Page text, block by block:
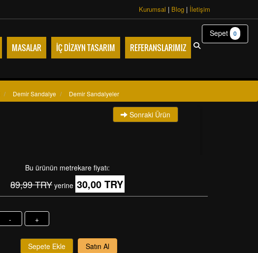
Kurumsal | Blog | İletişim
MASALAR İÇ DİZAYN TASARIM REFERANSLARIMIZ
Demir Sandalyeler
Demir Sandalye /
/
Sonraki Ürün
Bu ürünün metrekare fiyatı:
89,99 TRY yerine 30,00 TRY
- +
Sepete Ekle Satın Al
Sepet 0